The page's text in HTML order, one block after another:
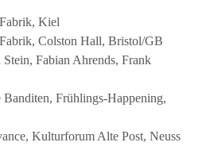
Kiel
Colston Hall, Bristol/GB
Fabian Ahrends, Frank
Frühlings-Happening,
Kulturforum Alte Post, Neuss